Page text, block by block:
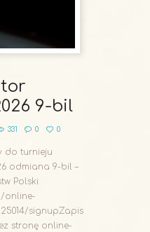
9-bil
331 0 0
do turnieju
odmiana 9-bil –
Polski
online-
signupZapis
stronę online-